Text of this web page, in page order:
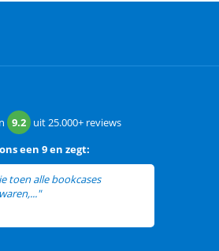
9.2 uit25.000+ reviews
een 9 en zegt:
toen alle bookcases